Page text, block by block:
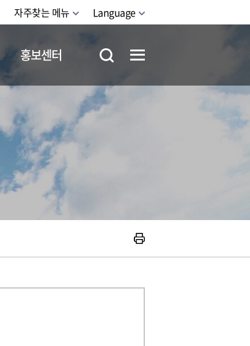
자주찾는 메뉴 Language
홍보센터